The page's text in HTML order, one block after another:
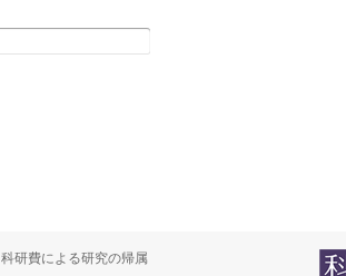
科研費による研究の帰属